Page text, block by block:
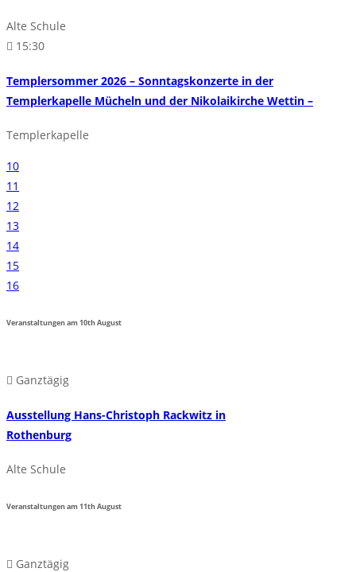
Alte Schule
15:30
Templersommer 2026 – Sonntagskonzerte in der
Templerkapelle Mücheln und der Nikolaikirche Wettin –
Templerkapelle
10
11
12
13
14
15
16
Veranstaltungen am10thAugust
Ganztägig
Ausstellung Hans-Christoph Rackwitz in
Rothenburg
Alte Schule
Veranstaltungen am11thAugust
Ganztägig